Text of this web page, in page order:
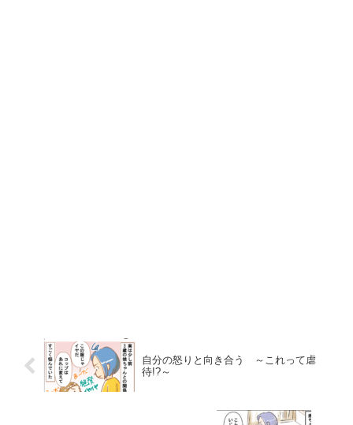
自分の怒りと向き合う ～これって虐
待!?～